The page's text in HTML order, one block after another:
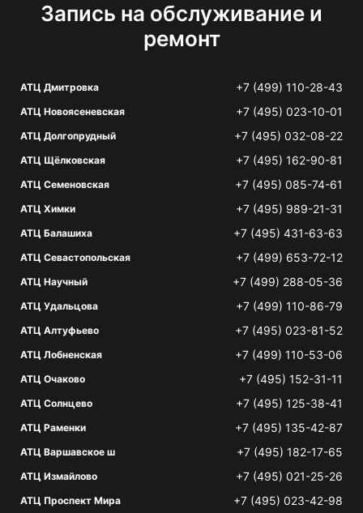
Запись на обслуживание и
ремонт
АТЦ Дмитровка +7 (499) 110-28-43
АТЦ Новоясеневская +7 (495) 023-10-01
АТЦ Долгопрудный +7 (495) 032-08-22
АТЦ Щёлковская +7 (495) 162-90-81
АТЦ Семеновская +7 (495) 085-74-61
АТЦ Химки +7 (495) 989-21-31
АТЦ Балашиха +7 (495) 431-63-63
АТЦ Севастопольская +7 (499) 653-72-12
АТЦ Научный +7 (499) 288-05-36
АТЦ Удальцова +7 (499) 110-86-79
АТЦ Алтуфьево +7 (495) 023-81-52
АТЦ Лобненская +7 (499) 110-53-06
АТЦ Очаково +7 (495) 152-31-11
АТЦ Солнцево +7 (495) 125-38-41
АТЦ Раменки +7 (495) 135-42-87
АТЦ Варшавское ш +7 (495) 182-17-65
АТЦ Измайлово +7 (495) 021-25-26
АТЦ Проспект Мира +7 (495) 023-42-98